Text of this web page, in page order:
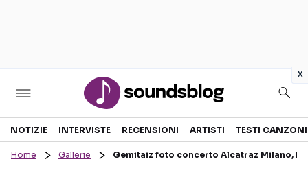
x
Sezioni
NOTIZIE INTERVISTE RECENSIONI ARTISTI TESTI CANZONI
Home Gallerie Gemitaiz foto concerto Alcatraz Milano,